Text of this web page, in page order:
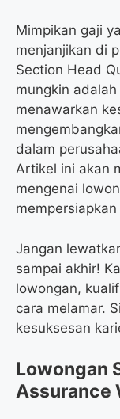
Mimpikan gaji
menjanjikan di
Section Head
mungkin
menawarkan
dalam
Artikel ini akan
mengenai
Jangan
sampai akhir!
lowongan,
cara melamar.
kesuksesan
Lowongan
Assurance